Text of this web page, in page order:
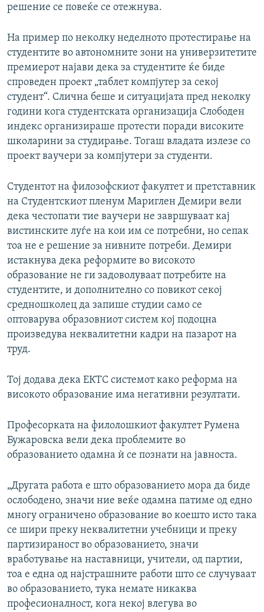
решение се повеќе се отежнува.
На пример по неколку неделното протестирање на
студентите во автономните зони на универзитетите
премиерот најави дека за студентите ќе биде
спроведен проект „таблет компјутер за секој
студент“. Слична беше и ситуацијата пред неколку
години кога студентската организација Слободен
индекс организираше протести поради високите
школарини за студирање. Тогаш владата излезе со
проект ваучери за компјутери за студенти.
Студентот на филозофскиот факултет и претставник
на Студентскиот пленум Мариглен Демири вели
дека честопати тие ваучери не завршуваат кај
вистинските луѓе на кои им се потребни, но сепак
тоа не е решение за нивните потреби. Демири
истакнува дека реформите во високото
образование не ги задоволуваат потребите на
студентите, и дополнително со повикот секој
средношколец да запише студии само се
оптоварува образовниот систем кој подоцна
произведува неквалитетни кадри на пазарот на
труд.
Тој додава дека ЕКТС системот како реформа на
високото образование има негативни резултати.
Професорката на филолошкиот факултет Румена
Бужаровска вели дека проблемите во
образованието одамна ѝ се познати на јавноста.
„Другата работа е што образованието мора да биде
ослободено, значи ние веќе одамна патиме од едно
многу ограничено образование во коешто исто така
се шири преку неквалитетни учебници и преку
партизираност во образованието, значи
вработување на наставници, учители, од партии,
тоа е една од најстрашните работи што се случуваат
во образованието, тука немате никаква
професионалност, кога некој влегува во